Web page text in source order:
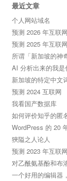
最近文章
个人网站域名
预测 2026 年互联网
预测 2025 年互联网
所谓「新加坡的神
AI 分析出来的我是
新加坡的特定中文
预测 2024 互联网
我看国产数据库
如何评价知乎的匿
WordPress 的 20
狹隘之人论人
预测 2023 年互联网
对乙酰氨基酚和布
一个好用的编辑器